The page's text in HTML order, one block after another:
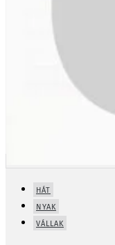
HÁT
NYAK
VÁLLAK